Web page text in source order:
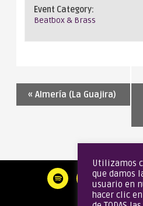
Event Category:
Beatbox & Brass
« Almería (La Guajira)
Utilizamos
que damos
usuario en
hacer clic